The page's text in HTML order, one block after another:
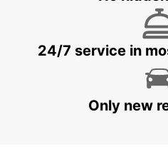
MENORCA UR CALA'N
24/7 service in
Only new